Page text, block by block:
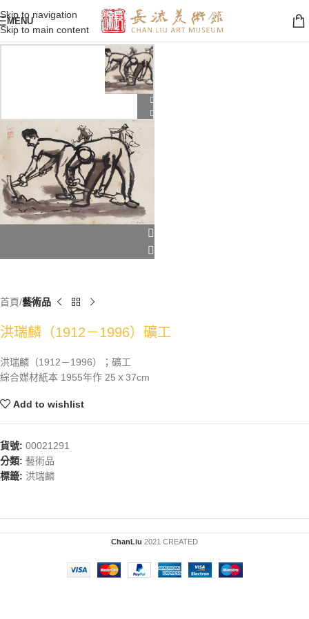
Skip to navigation
Skip to main content
MENU
首頁 藝術品
洪瑞麟（1912－1996）礦工
洪瑞麟（1912－1996）；礦工
綜合媒材紙本 1955年作 25ｘ37cm
Add to wishlist
貨號: 00021291
分類: 藝術品
標籤: 洪瑞麟
ChanLiu 2021 CREATED